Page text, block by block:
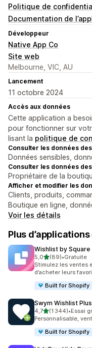
Politique de
Documentation de
Développeur
Native App Co
Site web
Melbourne, VIC, AU
Lancement
11 octobre 2024
Accès aux données
Cette application a
pour fonctionner sur
lisant la politique de
Consulter les données
Données sensibles,
Consulter les données
Propriétaire de la
Afficher et modifier les
Clients, produits,
Boutique en ligne,
Voir les détails
Plus
Wishlist by Square
5,0étoile(s) sur 5
(89)
89 avis au total
•Gratuite
Stimulez les ventes
d’acheter leurs
Built for Shopify
Swym Wishlist Plus
4,7étoile(s) sur 5
(1 344)
1344 avis au total
•Essai
Personnalisable,
Built for Shopify